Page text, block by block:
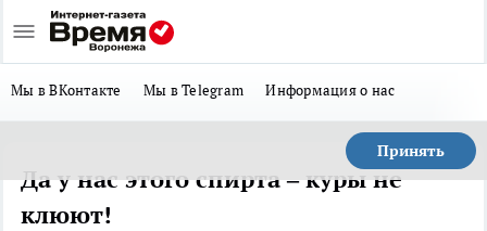
Мы в ВКонтакте Мы в Telegram Информация о нас
Принять
Да у нас этого спирта – куры не
клюют!